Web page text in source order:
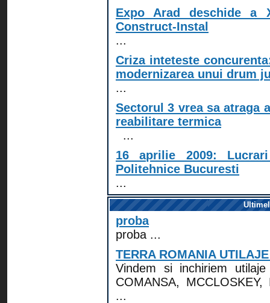
Expo Arad deschide a
Construct-Instal
...
Criza inteteste
modernizarea unui drum
...
Sectorul 3 vrea sa atraga
reabilitare termica
...
16 aprilie 2009:
Politehnice Bucuresti
...
proba
proba ...
TERRA ROMANIA
Vindem si inchiriem
COMANSA, MCCLOSKEY,
...